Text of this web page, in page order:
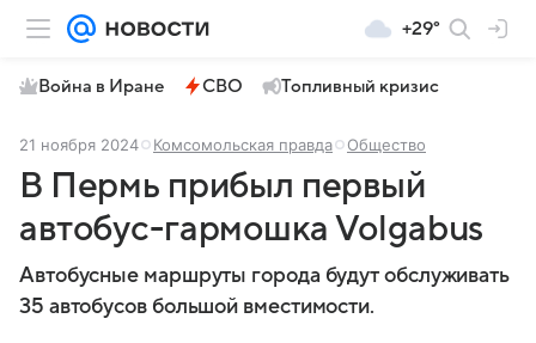
+29°
Война в Иране СВО Топливный кризис
21 ноября 2024 Комсомольская правда Общество
В Пермь прибыл первый
автобус-гармошка Volgabus
Автобусные маршруты города будут обслуживать
35 автобусов большой вместимости.